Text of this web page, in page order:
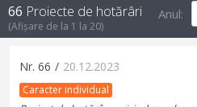
66 Proiecte de hotărâri
(Afișare de la 1 la 20)
Anul:
Nr. 66 / 20.12.2023
Caracter individual